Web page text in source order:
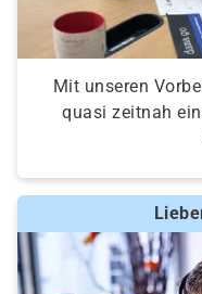
Mit unseren
quasi zeitnah